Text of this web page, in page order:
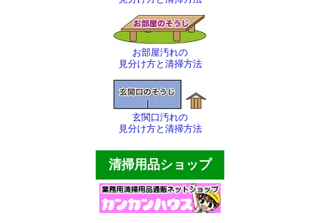
お部屋汚れの
見分け方と清掃方法
玄関口汚れの
見分け方と清掃方法
清掃用品ショップ